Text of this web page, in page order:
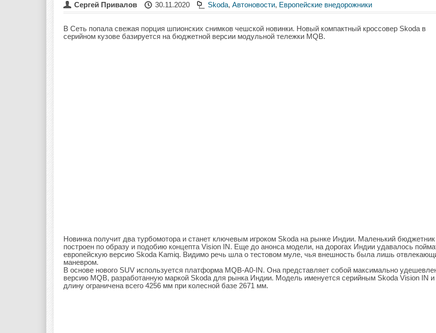
Сергей Привалов 30.11.2020 Skoda, Автоновости, Европейские внедорожники
В Сеть попала свежая порция шпионских снимков чешской новинки. Новый компактный кроссовер Skoda в
серийном кузове базируется на бюджетной версии модульной тележки MQB.
Новинка получит два турбомотора и станет ключевым игроком Skoda на рынке Индии. Маленький бюджетник
построен по образу и подобию концепта Vision IN. Еще до анонса модели, на дорогах Индии удавалось
европейскую версию Skoda Kamiq. Видимо речь шла о тестовом муле, чья внешность была лишь
маневром.
В основе нового SUV используется платформа MQB-A0-IN. Она представляет собой максимально
версию MQB, разработанную маркой Skoda для рынка Индии. Модель именуется серийным Skoda Vision IN и
длину ограничена всего 4256 мм при колесной базе 2671 мм.